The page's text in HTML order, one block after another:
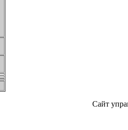
Сайт